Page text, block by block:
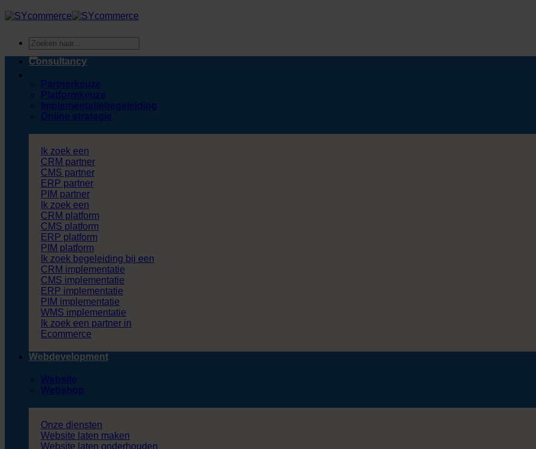
Ga
naar
Zoeken
naar:
Consultancy
Partnerkeuze
Platformkeuze
Implementatiebegeleiding
Online strategie
Ik zoek een
CRM partner
CMS partner
ERP partner
PIM partner
Ik zoek een
CRM platform
CMS platform
ERP platform
PIM platform
Ik zoek begeleiding bij een
CRM implementatie
CMS implementatie
ERP implementatie
PIM implementatie
WMS implementatie
Ik zoek een partner in
Ecommerce
Webdevelopment
Website
Webshop
Onze diensten
Website laten maken
Website laten onderhouden